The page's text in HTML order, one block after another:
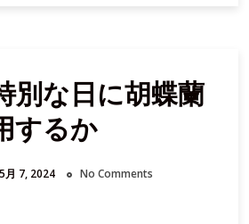
方
か
ら
り
別な日に胡蝶蘭
するか
5月 7, 2024 No Comments